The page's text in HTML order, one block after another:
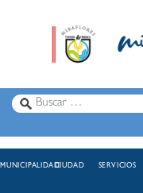
MUNICIPALIDADCIUDAD SERVICIOS